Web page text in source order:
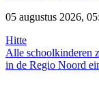
05 augustus 2026,
Hitte
Alle schoolkinderen
in de Regio Noord